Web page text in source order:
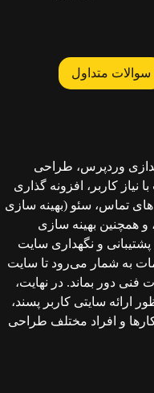
سوالات متداول
وردپرس، طراحی
کاربر، افزونه‌ گذاری
تماس، سئو (بهینه‌ سازی
همچنین بهینه‌ سازی
و نگهداری سایت
به شمار می‌رود تا سایت
دور بماند. در نهایت،
سایتی کاربر پسند،
و افراد مختلف طراحی